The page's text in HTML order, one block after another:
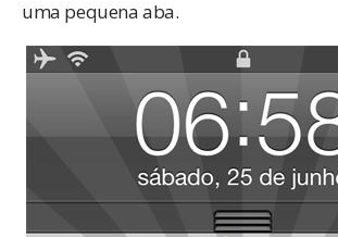
uma pequena aba.